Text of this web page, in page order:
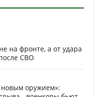
на фронте, а от удара
СВО
оружием»: